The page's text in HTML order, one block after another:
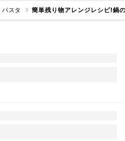
パスタ 簡単残り物アレンジレシピ!鍋